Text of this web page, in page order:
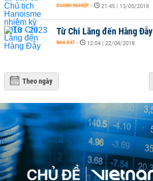
DOANH NGHIỆP - 21:45 | 13/05/2018
Từ Chi Lăng đến Hàng Đẫy
NHÀ ĐẤT - 12:04 | 22/04/2018
Theo ngày